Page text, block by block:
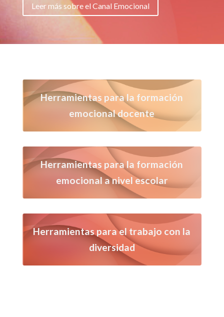
Leer más sobre el Canal Emocional
Herramientas para la formación
emocional docente
Herramientas para la formación
emocional a nivel escolar
Herramientas para el trabajo con la
diversidad